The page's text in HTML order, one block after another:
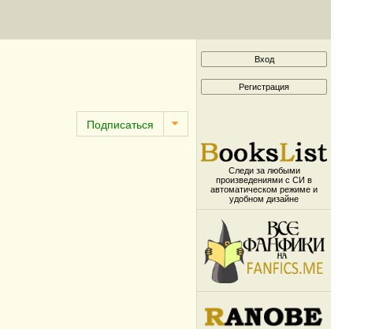
Следи за любыми
произведениями с СИ в
автоматическом режиме и
удобном дизайне